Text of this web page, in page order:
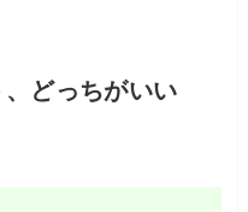
どっちがいい